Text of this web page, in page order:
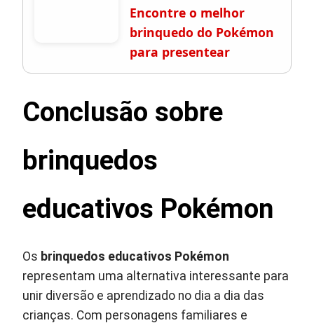
Encontre o melhor
brinquedo do Pokémon
para presentear
Conclusão sobre
brinquedos
educativos Pokémon
Os brinquedos educativos Pokémon
representam uma alternativa interessante para
unir diversão e aprendizado no dia a dia das
crianças. Com personagens familiares e